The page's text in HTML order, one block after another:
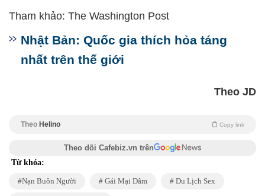
Tham khảo: The Washington Post
Nhật Bản: Quốc gia thích hỏa táng
nhất trên thế giới
Theo JD
Theo Helino Copy link
Theo dõi Cafebiz.vn trên
Từ khóa:
Nạn Buôn Người Gái Mại Dâm Du Lịch Sex